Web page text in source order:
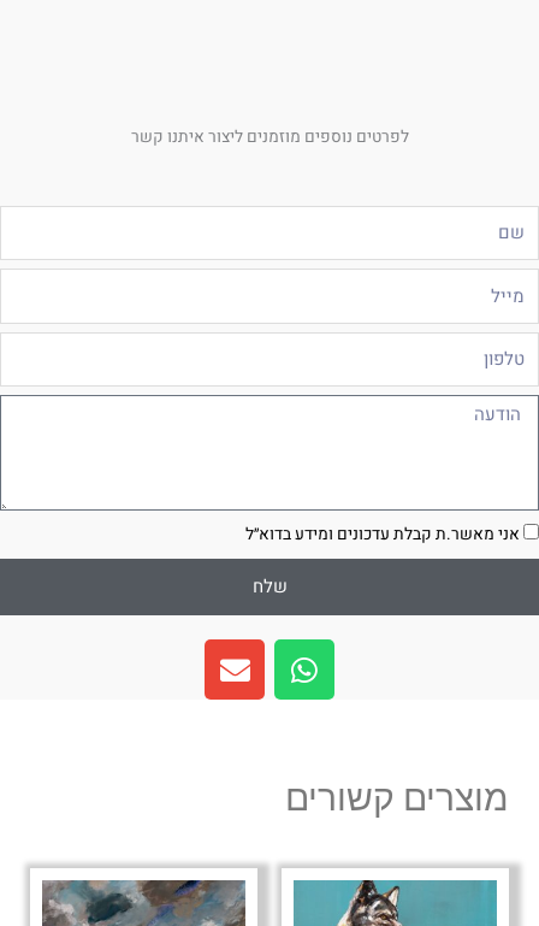
לפרטים נוספים מוזמנים ליצור איתנו קשר
אני מאשר.ת קבלת עדכונים ומידע בדוא״ל
שלח
W
h
a
a
p
E
n
v
e
מוצרים קשורים